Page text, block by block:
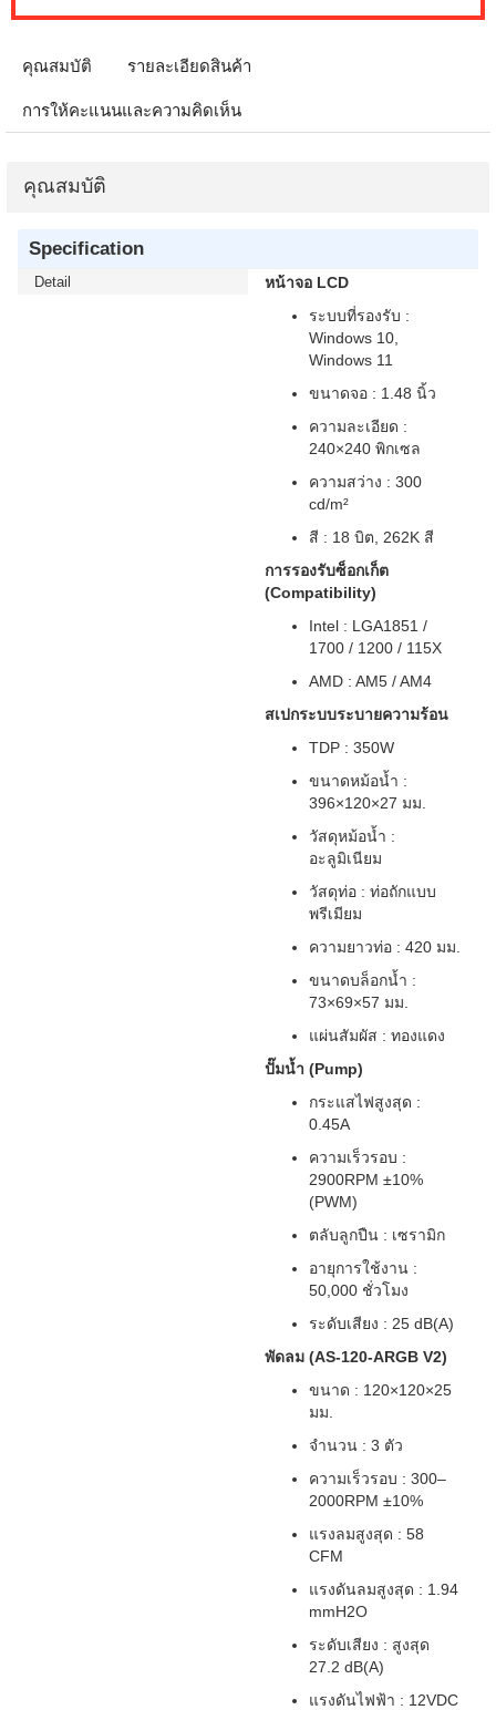
คุณสมบัติ รายละเอียดสินค้า
การให้คะแนนและความคิดเห็น
คุณสมบัติ
Specification
Detail
หน้าจอ LCD
ระบบที่รองรับ :
Windows 10,
Windows 11
ขนาดจอ : 1.48 นิ้ว
ความละเอียด :
240×240 พิกเซล
ความสว่าง : 300
cd/m²
สี : 18 บิต, 262K สี
การรองรับซ็อกเก็ต
(Compatibility)
Intel : LGA1851 /
1700 / 1200 / 115X
AMD : AM5 / AM4
สเปกระบบระบายความร้อน
TDP : 350W
ขนาดหม้อน้ำ :
396×120×27 มม.
วัสดุหม้อน้ำ :
อะลูมิเนียม
วัสดุท่อ : ท่อถักแบบ
พรีเมียม
ความยาวท่อ : 420 มม.
ขนาดบล็อกน้ำ :
73×69×57 มม.
แผ่นสัมผัส : ทองแดง
ปั๊มน้ำ (Pump)
กระแสไฟสูงสุด :
0.45A
ความเร็วรอบ :
2900RPM ±10%
(PWM)
ตลับลูกปืน : เซรามิก
อายุการใช้งาน :
50,000 ชั่วโมง
ระดับเสียง : 25 dB(A)
พัดลม (AS-120-ARGB V2)
ขนาด : 120×120×25
มม.
จำนวน : 3 ตัว
ความเร็วรอบ : 300–
2000RPM ±10%
แรงลมสูงสุด : 58
CFM
แรงดันลมสูงสุด : 1.94
mmH2O
ระดับเสียง : สูงสุด
27.2 dB(A)
แรงดันไฟฟ้า : 12VDC